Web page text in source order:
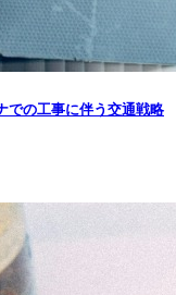
での工事に伴う交通戦略